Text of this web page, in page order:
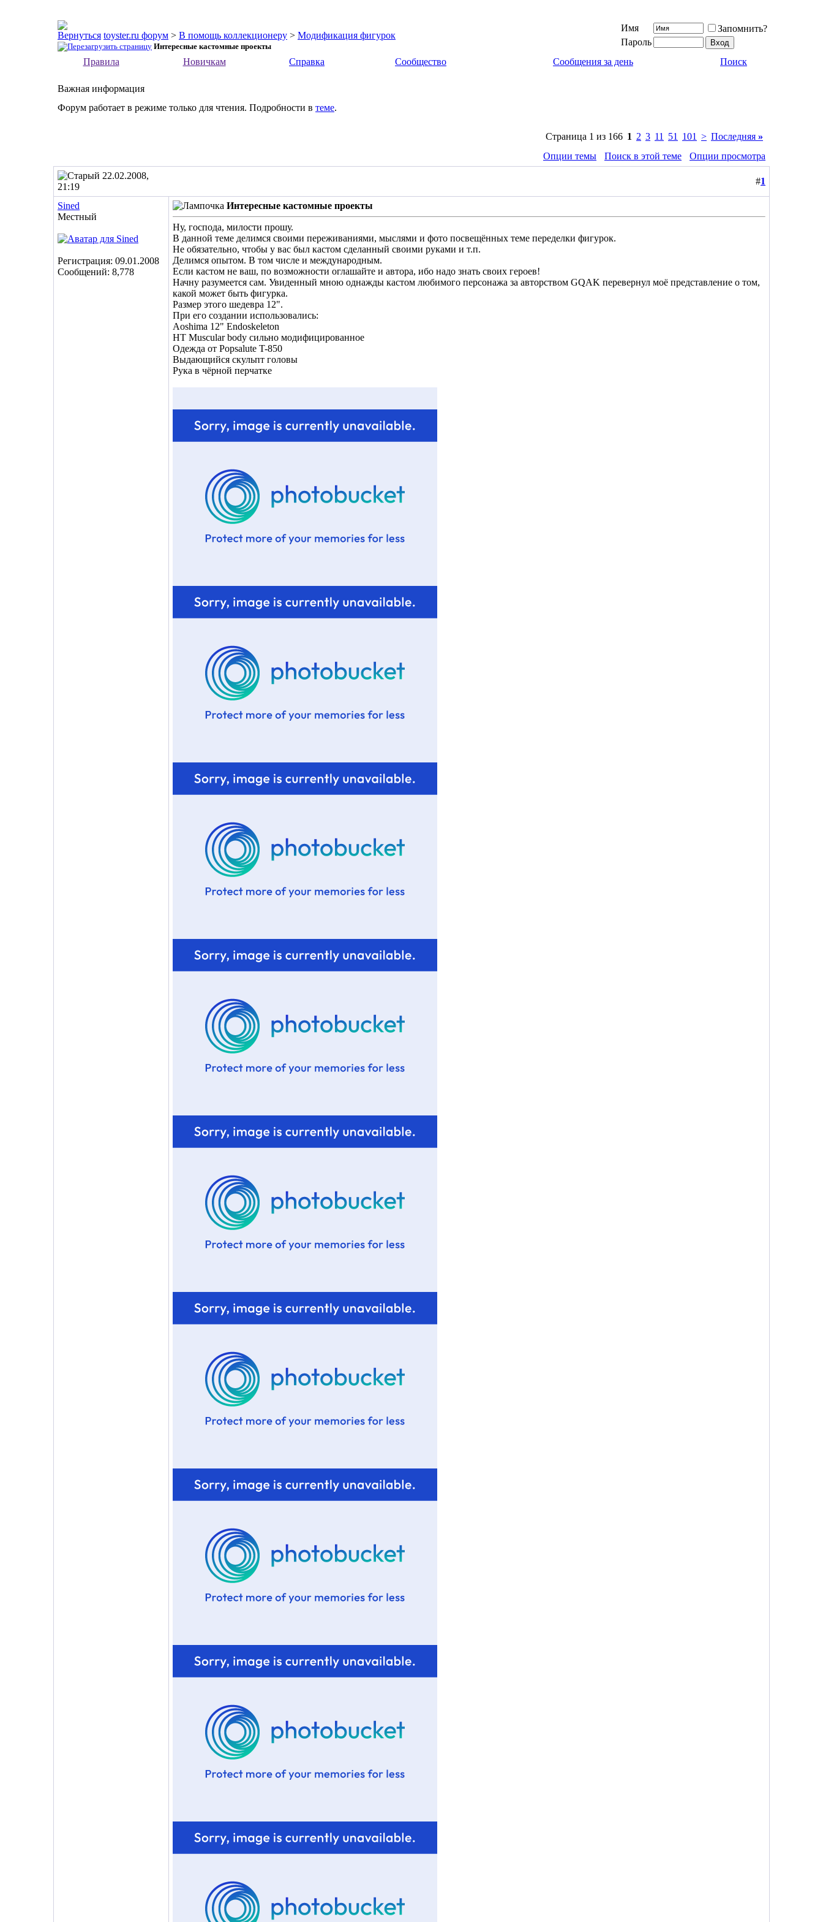
toyster.ru форум > В помощь коллекционеру > Модификация фигурок
Интересные кастомные проекты
Имя
Запомнить?
Пароль
Правила
Новичкам Справка Сообщество Сообщения за день Поиск
Важная информация
Форум работает в режиме только для чтения. Подробности в теме.
Страница 1 из 166 1 2 3 11 51 101 > Последняя »
Опции темы
Поиск в этой теме
Опции просмотра
22.02.2008,
21:19
#1
Sined
Местный
Регистрация: 09.01.2008
Сообщений: 8,778
Интересные кастомные проекты
Ну, господа, милости прошу.
В данной теме делимся своими переживаниями, мыслями и фото посвещённых теме переделки фигурок.
Не обязательно, чтобы у вас был кастом сделанный своими руками и т.п.
Делимся опытом. В том числе и международным.
Если кастом не ваш, по возможности оглашайте и автора, ибо надо знать своих героев!
Начну разумеется сам. Увиденный мною однажды кастом любимого персонажа за авторством GQAK перевернул моё представление о том,
какой может быть фигурка.
Размер этого шедевра 12".
При его создании использовались:
Aoshima 12" Endoskeleton
HT Muscular body сильно модифицированное
Одежда от Popsalute T-850
Выдающийся скульпт головы
Рука в чёрной перчатке